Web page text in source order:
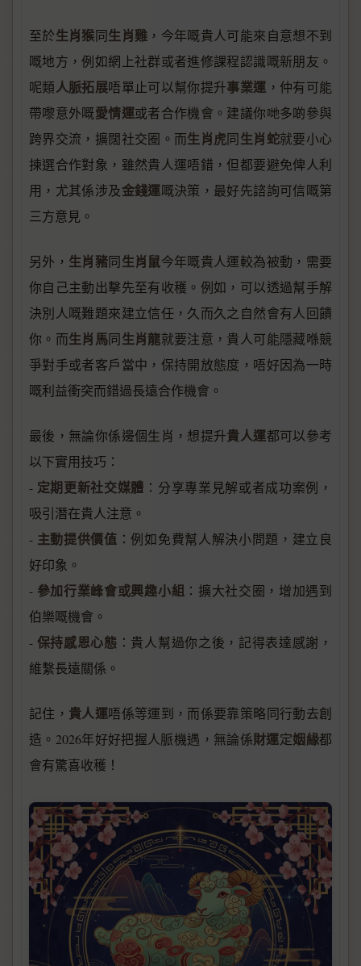
至於生肖猴同生肖雞 ，今年嘅貴人可能來自意想不到
嘅地方，例如網上社群或者進修課程認識嘅新朋友。
呢類人脈拓展唔單止可以幫你提升事業運 ，仲有可能
帶嚟意外嘅愛情運或者合作機會。建議你哋多啲參與
跨界交流，擴闊社交圈。而生肖虎同生肖蛇就要小心
揀選合作對象，雖然貴人運唔錯，但都要避免俾人利
用，尤其係涉及金錢運嘅決策，最好先諮詢可信嘅第
三方意見。
另外， 生肖豬同生肖鼠今年嘅貴人運較為被動，需要
你自己主動出擊先至有收穫。例如，可以透過幫手解
決別人嘅難題來建立信任，久而久之自然會有人回饋
你。而生肖馬同生肖龍就要注意，貴人可能隱藏喺競
爭對手或者客戶當中，保持開放態度，唔好因為一時
嘅利益衝突而錯過長遠合作機會。
最後，無論你係邊個生肖，想提升貴人運都可以參考
以下實用技巧：
- 定期更新社交媒體 ：分享專業見解或者成功案例，
吸引潛在貴人注意。
- 主動提供價值 ：例如免費幫人解決小問題，建立良
好印象。
- 參加行業峰會或興趣小組 ：擴大社交圈，增加遇到
伯樂嘅機會。
- 保持感恩心態 ：貴人幫過你之後，記得表達感謝，
維繫長遠關係。
記住， 貴人運唔係等運到，而係要靠策略同行動去創
造。2026年好好把握人脈機遇，無論係財運定姻緣都
會有驚喜收穫！